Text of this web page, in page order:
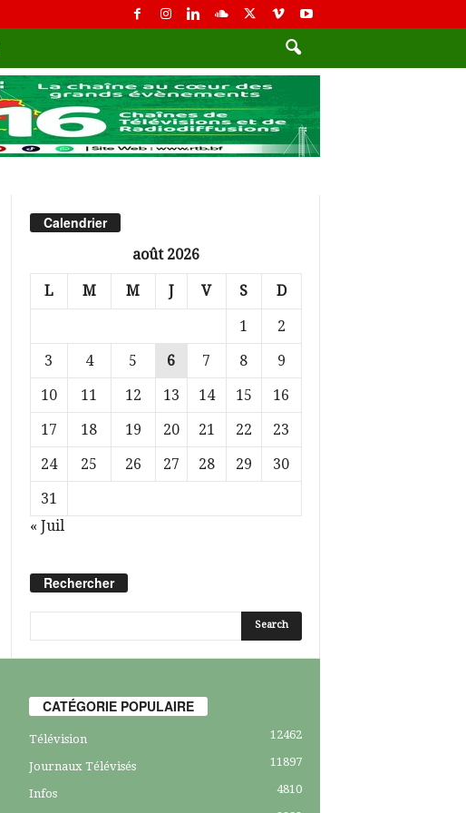
Calendrier
août 2026
L M M J V S D
1
2
3
4 5 6 7 8
9
10
11 12 13 14 15
16
17
18 19 20 21 22
23
24
25 26 27 28 29
30
31
« Juil
Rechercher
CATÉGORIE POPULAIRE
Télévision 12462
Journaux Télévisés 11897
Infos
4810